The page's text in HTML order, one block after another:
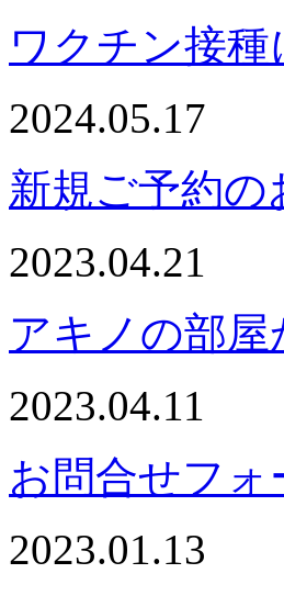
ワクチン接種
2024.05.17
新規ご予約の
2023.04.21
アキノの部
2023.04.11
お問合せフ
2023.01.13